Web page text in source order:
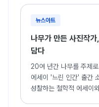
2013. 5. 30 ~ 2013. 7.
서울 (W Gallery)
2009. 5. 4 ~ 2009. 5. 16
1998. 10. 8 ~1998. 10.
poi...” Milano, Italia
(갤러리 May)
뉴스아트
나무가 만든 사진작
담다
20여 년간 나무를 주제
에세이 '느린 인간' 출간
성찰하는 철학적 에세이